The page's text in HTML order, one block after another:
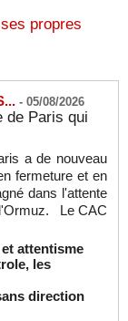
propres
- 05/08/2026
de Paris qui
a de nouveau
fermeture et en
dans l'attente
Le CAC
attentisme
les
direction